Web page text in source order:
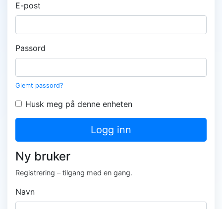
E-post
Passord
Glemt passord?
Husk meg på denne enheten
Logg inn
Ny bruker
Registrering – tilgang med en gang.
Navn